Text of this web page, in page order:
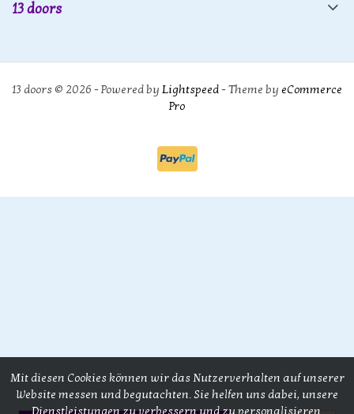
13 doors
13 doors © 2026 - Powered by Lightspeed- Theme by eCommerce
Pro
Mit diesen Cookies können wir das Nutzerverhalten auf unserer
Website messen und begutachten. Sie helfen uns dabei, unsere
Dienstleistungen zu verbessern und zu personalisieren.